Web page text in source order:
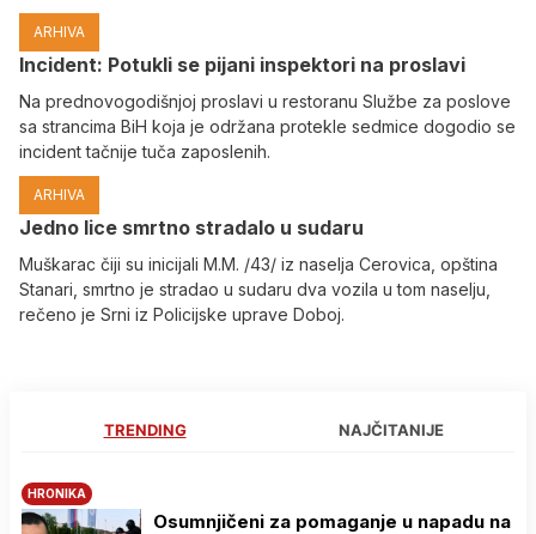
ARHIVA
Incident: Potukli se pijani inspektori na proslavi
Na prednovogodišnjoj proslavi u restoranu Službe za poslove
sa strancima BiH koja je održana protekle sedmice dogodio se
incident tačnije tuča zaposlenih.
ARHIVA
Јedno lice smrtno stradalo u sudaru
Muškarac čiji su inicijali M.M. /43/ iz naselja Cerovica, opština
Stanari, smrtno je stradao u sudaru dva vozila u tom naselju,
rečeno je Srni iz Policijske uprave Doboj.
TRENDING NAJČITANIJE
HRONIKA
Osumnjičeni za pomaganje u napadu na